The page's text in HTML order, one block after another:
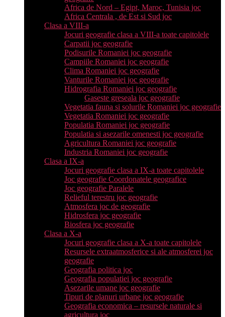
Africa de Nord – Egipt, Maroc, Tunisia joc
Africa Centrala , de Est si Sud joc
Clasa a VIII-a
Jocuri geografie clasa a VIII-a toate capitolele
Carpatii joc geografie
Podisurile Romaniei joc geografie
Campiile Romaniei joc geografie
Clima Romaniei joc geografie
Vanturile Romaniei joc geografie
Hidrografia Romaniei joc geografie
Gaseste greseala joc geografie
Vegetatia fauna si solurile Romaniei joc geografie
Vegetatia Romaniei joc geografie
Populatia Romaniei joc geografie
Populatia si asezarile omenesti joc geografie
Agricultura Romaniei joc geografie
Industria Romaniei joc geografie
Clasa a IX-a
Jocuri geografie clasa a IX-a toate capitolele
Joc geografie Coordonatele geografice
Joc geografie Paralele
Relieful terestru joc geografie
Atmosfera joc de geografie
Hidrosfera joc geografie
Biosfera joc geografie
Clasa a X-a
Jocuri geografie clasa a X-a toate capitolele
Resursele extraatmosferice si ale atmosferei joc
geografie
Geografia politica joc
Geografia populatiei joc geografie
Asezarile umane joc geografie
Tipuri de planuri urbane joc geografie
Geografia economica – resursele naturale si
agricultura joc